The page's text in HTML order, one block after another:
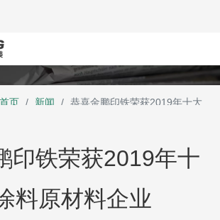
首页 / 新闻 / 恭喜金鹏印铁荣获2019年十大
印铁荣获2019年十
料原材料企业